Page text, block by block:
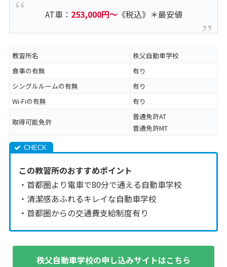
AT車： 253,000円～《税込》＊最安値
教習所名
秩父自動車学校
食事の有無
有り
シングルルームの有無
有り
Wi-Fiの有無
有り
取得可能免許
普通免許AT
普通免許MT
この教習所のおすすめポイント
・首都圏より電車で80分で通える自動車学校
・清潔感あふれるキレイな自動車学校
・首都圏からの交通費支給制度有り
秩父自動車学校の申し込みサイトはこちら